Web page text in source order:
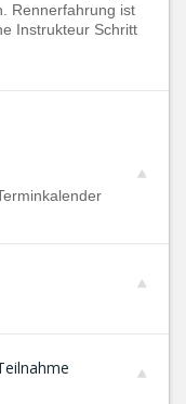
Rennerfahrung ist
Instrukteur Schritt